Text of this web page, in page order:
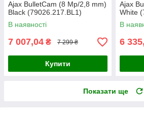
Ajax BulletCam (8 Mp/2,8 mm)
Black (79026.217.BL1)
В наявності
7 007,04 ₴ 7 299 ₴
Купити
Ajax
White
В
6
Показати ще